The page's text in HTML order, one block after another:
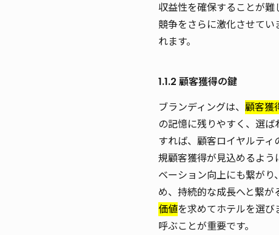
収益性を確保することが難
競争をさらに激化させてい
れます。
1.1.2 顧客獲得の鍵
ブランディングは、 顧客獲
の記憶に残りやすく、選
すれば、顧客ロイヤルテ
規顧客獲得が見込めるよ
ベーション向上にも繋が
め、持続的な成長へと繋が
価値を求めてホテルを選び
呼ぶことが重要です。